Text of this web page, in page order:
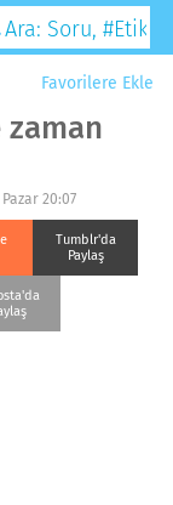
Favorilere Ekle
20:07
Tumblr'da
Paylaş